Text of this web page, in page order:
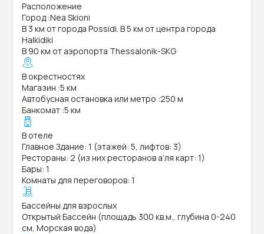
Расположение
Город :Nea Skioni
В 3 км от города Possidi. В 5 км от центра города
Halkidiki
В 90 км от аэропорта Thessalonik-SKG
В окрестностях
Магазин :5 км
Автобусная остановка или метро :250 м
Банкомат :5 км
В отеле
Главное Здание: 1 (этажей: 5, лифтов: 3)
Рестораны: 2 (из них ресторанов а’ля карт: 1)
Бары: 1
Комнаты для переговоров: 1
Бассейны для взрослых
Открытый Бассейн (площадь 300 кв.м., глубина 0-240
см, Морская вода)